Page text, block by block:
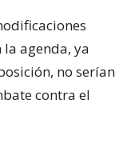
agenda, ya
no serían
contra el